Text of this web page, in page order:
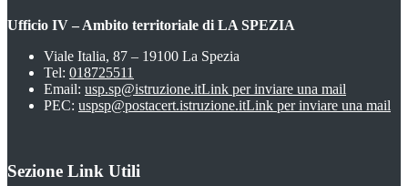
Ufficio IV – Ambito territoriale di LA SPEZIA
Viale Italia, 87 – 19100 La Spezia
Tel: 018725511
Email: usp.sp@istruzione.itLink per inviare una mail
PEC: uspsp@postacert.istruzione.itLink per inviare una mail
Sezione Link Utili